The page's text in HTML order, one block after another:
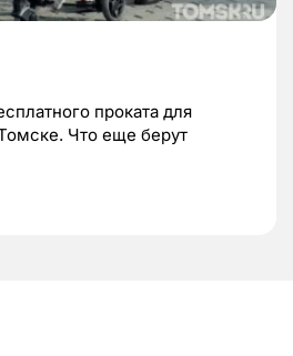
проката для
Что еще берут